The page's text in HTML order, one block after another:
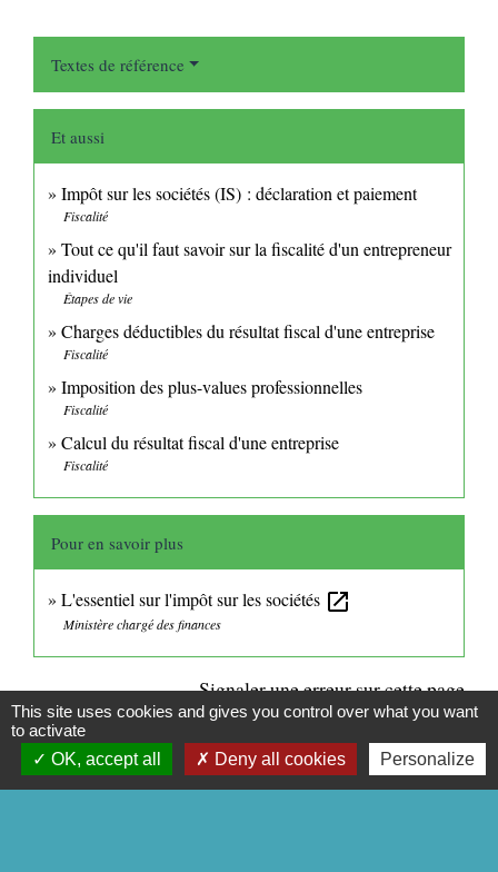
Textes de référence
Et aussi
Impôt sur les sociétés (IS) : déclaration et paiement
Fiscalité
Tout ce qu'il faut savoir sur la fiscalité d'un entrepreneur
individuel
Étapes de vie
Charges déductibles du résultat fiscal d'une entreprise
Fiscalité
Imposition des plus-values professionnelles
Fiscalité
Calcul du résultat fiscal d'une entreprise
Fiscalité
Pour en savoir plus
L'essentiel sur l'impôt sur les sociétés open_in_new
Ministère chargé des finances
Signaler une erreur sur cette page
This site uses cookies and gives you control over what you want
to activate
OK, accept all
Deny all cookies Personalize